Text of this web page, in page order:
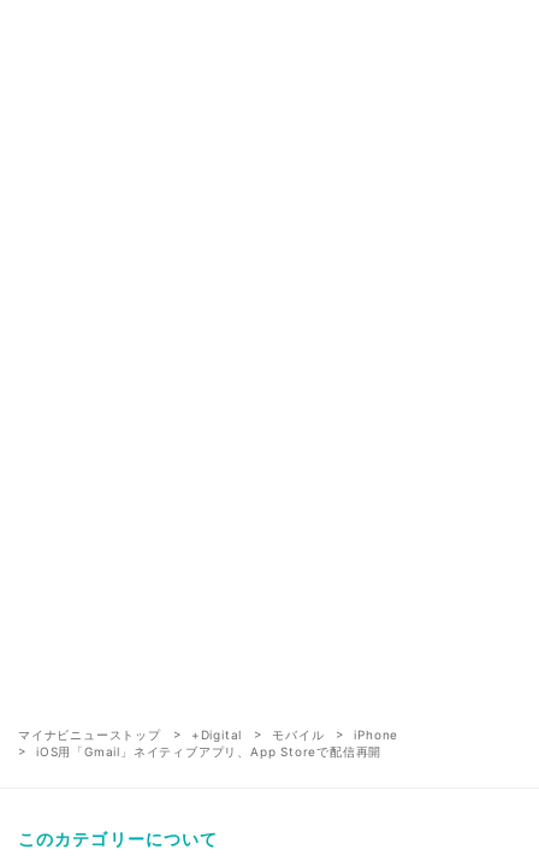
マイナビニューストップ +Digital モバイル
iPhone
iOS用「Gmail」ネイティブアプリ、App Storeで配信再開
このカテゴリーについて